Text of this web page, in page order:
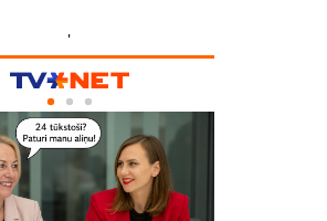
'